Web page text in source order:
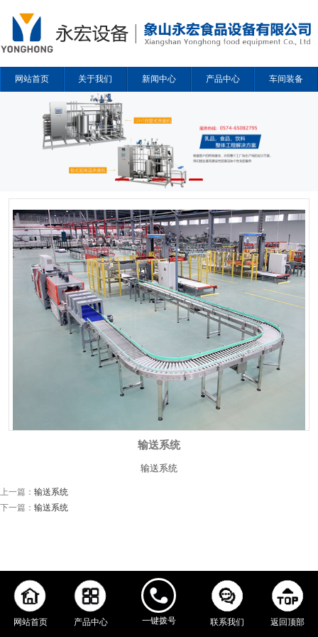
网站首页 关于我们 新闻中心 产品中心 车间装备
合作企业
输送系统
输送系统
上一篇： 输送系统
下一篇： 输送系统
网站首页 产品中心 一键拨号 联系我们 返回顶部